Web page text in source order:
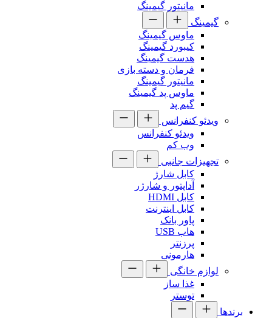
مانیتور گیمینگ
گیمینگ
ماوس گیمینگ
کیبورد گیمینگ
هدست گیمینگ
فرمان و دسته بازی
مانیتور گیمینگ
ماوس پد گیمینگ
گیم پد
ویدئو کنفرانس
ویدئو کنفرانس
وب کم
تجهیزات جانبی
کابل شارژ
آداپتور و شارژر
کابل HDMI
کابل اینترنت
پاور بانک
هاب USB
پرزنتر
هارمونی
لوازم خانگی
غذا ساز
توستر
برندها